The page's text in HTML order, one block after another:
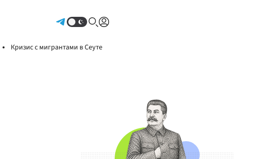
Кризис с мигрантами в Сеуте